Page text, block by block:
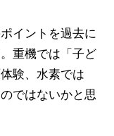
イントを過去に
重機では「子ど
験、水素では
ではないかと思